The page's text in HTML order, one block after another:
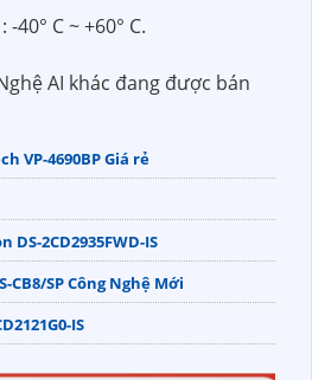
40° C ~ +60° C.
AI khác đang được bán
VP-4690BP Giá rẻ
2CD2935FWD-IS
CB8/SP Công Nghệ Mới
IS